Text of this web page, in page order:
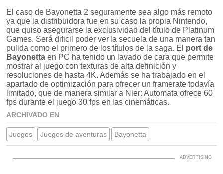
El caso de Bayonetta 2 seguramente sea algo más remoto
ya que la distribuidora fue en su caso la propia Nintendo,
que quiso asegurarse la exclusividad del título de Platinum
Games. Será dificil poder ver la secuela de una manera tan
pulida como el primero de los títulos de la saga. El port de
Bayonetta en PC ha tenido un lavado de cara que permite
mostrar al juego con texturas de alta definición y
resoluciones de hasta 4K. Además se ha trabajado en el
apartado de optimización para ofrecer un framerate todavía
limitado, que de manera similar a Nier: Automata ofrece 60
fps durante el juego 30 fps en las cinemáticas.
ARCHIVADO EN
Juegos Juegos de aventuras Bayonetta